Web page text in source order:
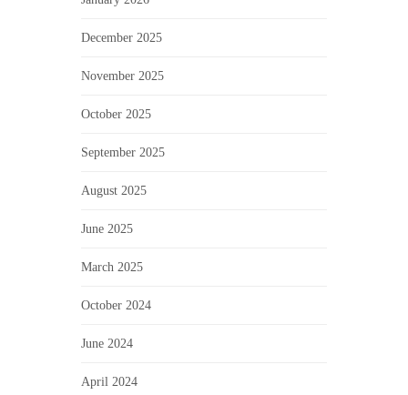
December 2025
November 2025
October 2025
September 2025
August 2025
June 2025
March 2025
October 2024
June 2024
April 2024